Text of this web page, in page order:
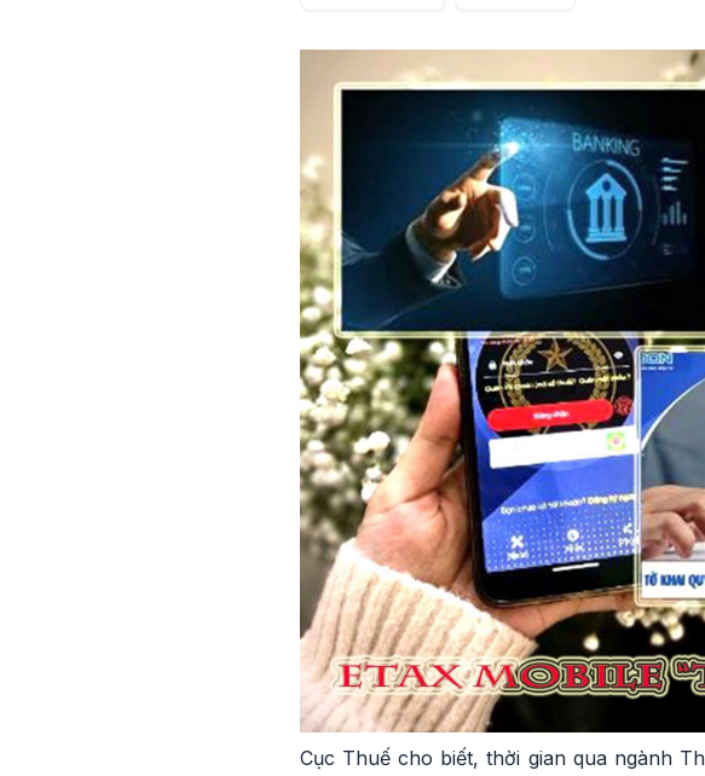
Cục Thuế cho biết, thời gian qua ngành